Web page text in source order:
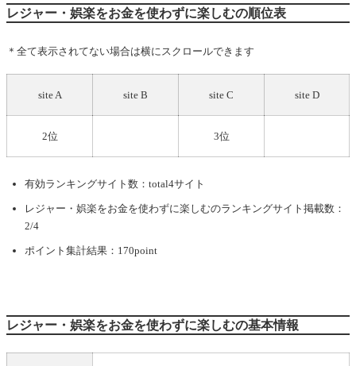
レジャー・娯楽をお金を使わずに楽しむの順位表
＊全て表示されてない場合は横にスクロールできます
site A site B site C site D
2位 3位
有効ランキングサイト数：total4サイト
レジャー・娯楽をお金を使わずに楽しむのランキングサイト掲載数：
2/4
ポイント集計結果：170point
レジャー・娯楽をお金を使わずに楽しむの基本情報